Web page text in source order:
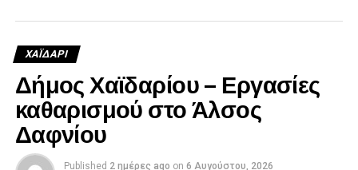
ΧΑΪΔΑΡΙ
Δήμος Χαϊδαρίου – Εργασίες
καθαρισμού στο Άλσος
Δαφνίου
Published 2 ημέρες ago on 6 Αυγούστου, 2026